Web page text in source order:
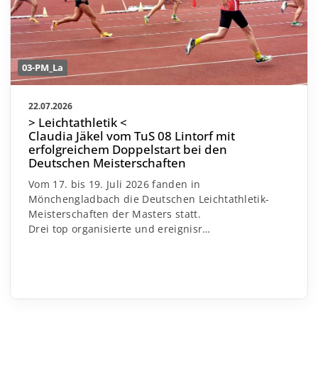
03-PM_La
22.07.2026
> Leichtathletik <
Claudia Jäkel vom TuS 08 Lintorf mit
erfolgreichem Doppelstart bei den
Deutschen Meisterschaften
Vom 17. bis 19. Juli 2026 fanden in
Mönchengladbach die Deutschen Leichtathletik-
Meisterschaften der Masters statt.
Drei top organisierte und ereignisr…